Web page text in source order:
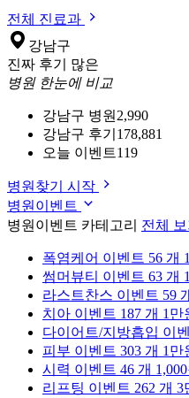
전체 진료과
강남구
진짜 후기 많은
병원 한눈에 비교
강남구 병원 2,990
강남구 후기 178,881
오늘 이벤트119
병원찾기 시작
병원이벤트
병원이벤트 카테고리 전체 보
폭염케어 이벤트 56 개
썸머뷰티 이벤트 63 개
라스트찬스 이벤트 59
치아 이벤트 187 개 1만
다이어트/지방흡입 이
피부 이벤트 303 개 1만
시력 이벤트 46 개
리프팅 이벤트 262 개 3